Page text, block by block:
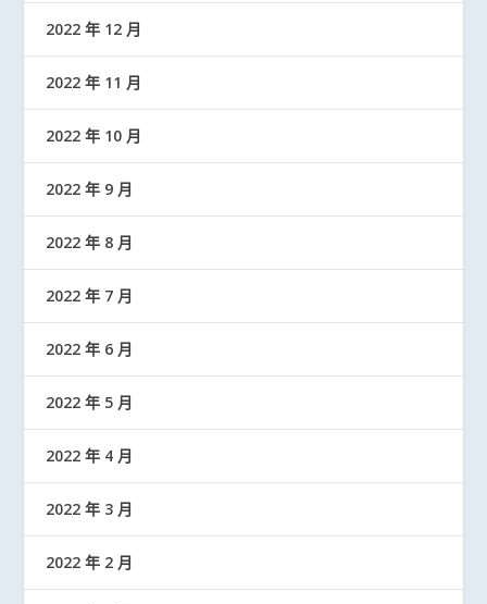
2022 年 12 月
2022 年 11 月
2022 年 10 月
2022 年 9 月
2022 年 8 月
2022 年 7 月
2022 年 6 月
2022 年 5 月
2022 年 4 月
2022 年 3 月
2022 年 2 月